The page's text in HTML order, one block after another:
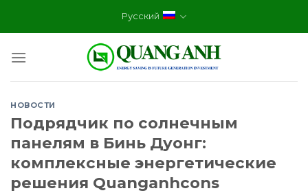
Русский
НОВОСТИ
Подрядчик по солнечным
панелям в Бинь Дуонг:
комплексные энергетические
решения Quanganhcons